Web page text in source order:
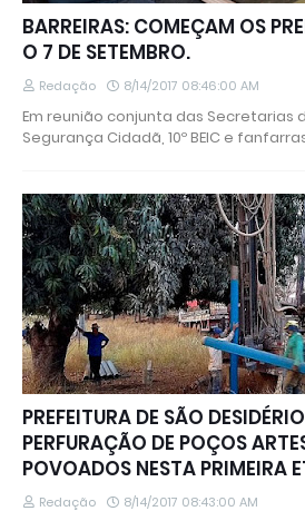
BARREIRAS: COMEÇAM OS
O 7 DE SETEMBRO.
Redação 8/14/2017 08:46:00 AM
Em reunião conjunta das Secretarias
Segurança Cidadã, 10º BEIC e
PREFEITURA DE SÃO
PERFURAÇÃO DE POÇOS
POVOADOS NESTA PRIMEIRA
Redação 8/14/2017 08:43:00 AM